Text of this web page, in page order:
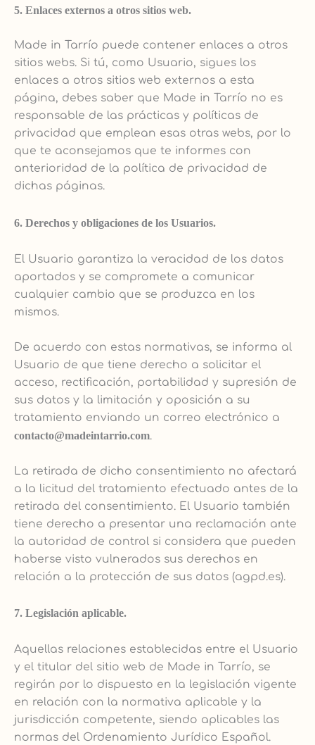
5. Enlaces externos a otros sitios web.
Made in Tarrío puede contener enlaces a otros
sitios webs. Si tú, como Usuario, sigues los
enlaces a otros sitios web externos a esta
página, debes saber que Made in Tarrío no es
responsable de las prácticas y políticas de
privacidad que emplean esas otras webs, por lo
que te aconsejamos que te informes con
anterioridad de la política de privacidad de
dichas páginas.
6. Derechos y obligaciones de los Usuarios.
El Usuario garantiza la veracidad de los datos
aportados y se compromete a comunicar
cualquier cambio que se produzca en los
mismos.
De acuerdo con estas normativas, se informa al
Usuario de que tiene derecho a solicitar el
acceso, rectificación, portabilidad y supresión de
sus datos y la limitación y oposición a su
tratamiento enviando un correo electrónico a
contacto@madeintarrio.com.
La retirada de dicho consentimiento no afectará
a la licitud del tratamiento efectuado antes de la
retirada del consentimiento. El Usuario también
tiene derecho a presentar una reclamación ante
la autoridad de control si considera que pueden
haberse visto vulnerados sus derechos en
relación a la protección de sus datos (agpd.es).
7. Legislación aplicable.
Aquellas relaciones establecidas entre el Usuario
y el titular del sitio web de Made in Tarrío, se
regirán por lo dispuesto en la legislación vigente
en relación con la normativa aplicable y la
jurisdicción competente, siendo aplicables las
normas del Ordenamiento Jurídico Español.